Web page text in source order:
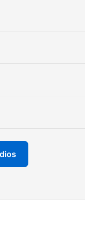
Infos &